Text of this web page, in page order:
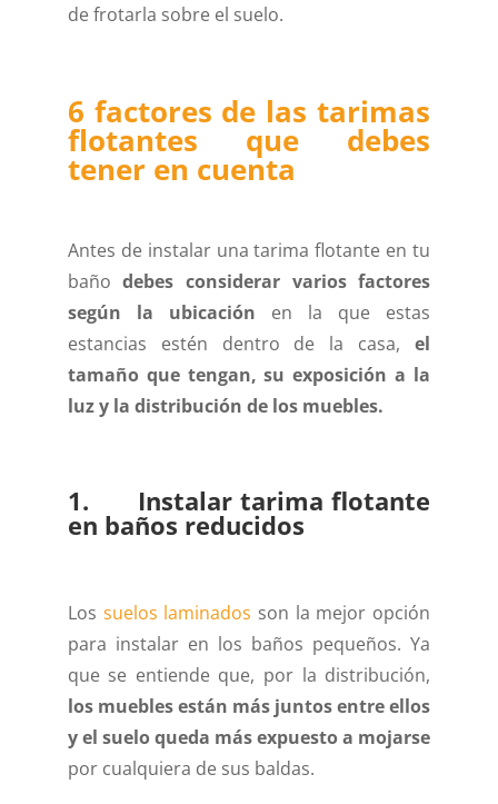
de frotarla sobre el suelo.
6 factores de las tarimas
flotantes que debes
tener en cuenta
Antes de instalar una tarima flotante en tu
bañodebes considerar varios factores
según la ubicación en la que estas
estancias estén dentro de la casa,el
tamaño que tengan, su exposición a la
luz y la distribución de los muebles.
1. Instalar tarima flotante
en baños reducidos
Los suelos laminados son la mejor opción
para instalar en los baños pequeños. Ya
que se entiende que, por la distribución,
los muebles están más juntos entre ellos
y el suelo queda más expuesto a mojarse
por cualquiera de sus baldas.